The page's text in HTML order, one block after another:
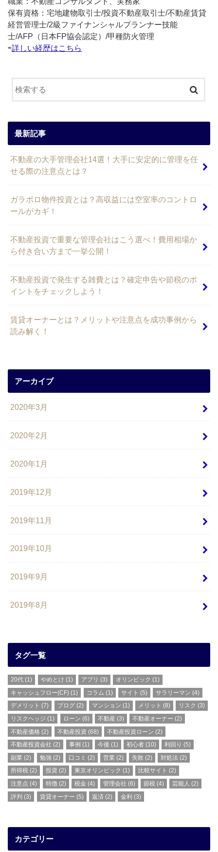
保有資格：宅地建物取引士/投資不動産取引士/不動産賃貸
経営管理士/2級ファイナンシャルプランナー技能
士/AFP（日本FP協会認定）/甲種防火管理
⇨詳しい経歴はこちら
最新記事
不動産の大手管理会社14選！大手に安定的に管理を任
せる際の注意点とは？
ガラボロ物件投資とは？高収益には空室率のコントロ
ールがカギ！
不動産投資で重要な管理会社はこう選べ！費用相場か
ら付き合い方まで一挙公開！
不動産投資で発生する雑費とは？確定申告や節税のポ
イントをチェックしよう！
賃貸オーナーとは？メリットや注意点を成功事例から
読み解く！
アーカイブ
2020年3月
2020年2月
2020年1月
2019年12月
2019年11月
2019年10月
2019年9月
2019年8月
タグ一覧
20代 (1) やめとけ (1) アプリ (3) オリンピック (1)
キャッシュフロー(CF) (1) コラム (1) サイト (5) サラリーマン (4)
デメリット (7) ブログ(2) マンション (1) メリット (8) リスク (3)
リスクヘッジ (1) ローン (6) 不動産(3) 不動産オーナー (2)
不動産価格 (2) 不動産投資 (68) 不動産投資ローン (2)
不動産投資会社 (2) 事例 (1) 今後 (1) 初心者 (10) 利回り (5)
副業 (2) 勉強 (2) 口コミ (2) 営業 (2) 失敗 (2) 対処法 (2)
所得税 (2) 投資 (2) 東京オリンピック (1) 比較サイト (2)
注意点 (4) 特徴(2) 税金 (4) 管理会社 (6) 節税 (4) 芸能人 (2)
評判 (3) 賃貸オーナー (5) 返済 (2) 金利 (3)
カテゴリー